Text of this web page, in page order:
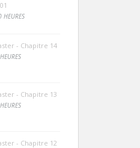
HEURES
- Chapitre 14
- Chapitre 13
- Chapitre 12